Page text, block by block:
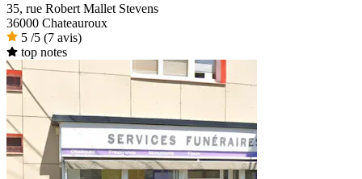
35, rue Robert Mallet Stevens
36000 Chateauroux
5 /5 (7 avis)
top notes